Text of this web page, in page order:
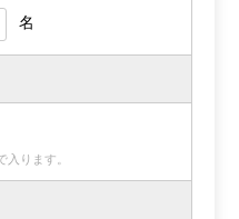
名
ります。